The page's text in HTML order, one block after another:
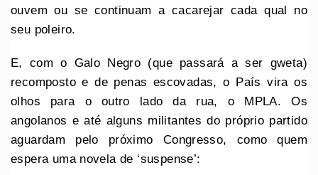
ouvem ou se continuam a cacarejar cada qual no
seu poleiro.
E, com o Galo Negro (que passará a ser gweta)
recomposto e de penas escovadas, o País vira os
olhos para o outro lado da rua, o MPLA. Os
angolanos e até alguns militantes do próprio partido
aguardam pelo próximo Congresso, como quem
espera uma novela de ‘suspense’: